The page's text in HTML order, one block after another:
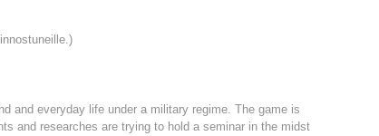
and everyday life under a military regime. The game is
and researches are trying to hold a seminar in the midst